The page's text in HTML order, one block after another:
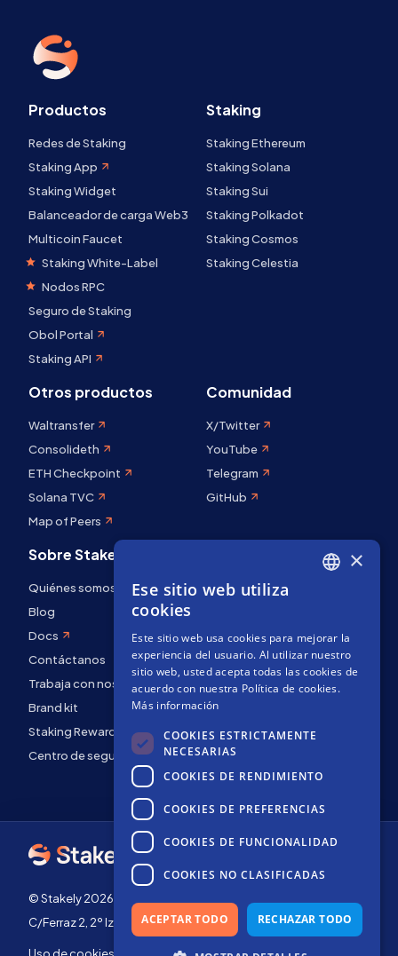
Productos
Redes de Staking
Staking App
Staking Widget
Balanceador de carga Web3
Multicoin Faucet
Staking White-Label
Nodos RPC
Seguro de Staking
Obol Portal
Staking API
Staking
Staking Ethereum
Staking Solana
Staking Sui
Staking Polkadot
Staking Cosmos
Staking Celestia
Otros productos
Waltransfer
Consolideth
ETH Checkpoint
Solana TVC
Map of Peers
Comunidad
X/Twitter
YouTube
Telegram
GitHub
Sobre Stakely
Quiénes somos
Blog
Docs
Contáctanos
Trabaja con nosotros
Brand kit
Staking Rewards
Centro de seguridad
© Stakely 2026 | Stakely, S.L. | NIF B72551682
C/Ferraz 2, 2º Izq, 28008, Madrid, España
FRENCH
×
Ese sitio web utiliza
cookies
Este sitio web usa cookies para mejorar la
experiencia del usuario. Al utilizar nuestro
sitio web, usted acepta todas las cookies de
acuerdo con nuestra Política de cookies.
Más información
COOKIES ESTRICTAMENTE
NECESARIAS
COOKIES DE RENDIMIENTO
COOKIES DE PREFERENCIAS
COOKIES DE FUNCIONALIDAD
COOKIES NO CLASIFICADAS
ACEPTAR TODO RECHAZAR TODO